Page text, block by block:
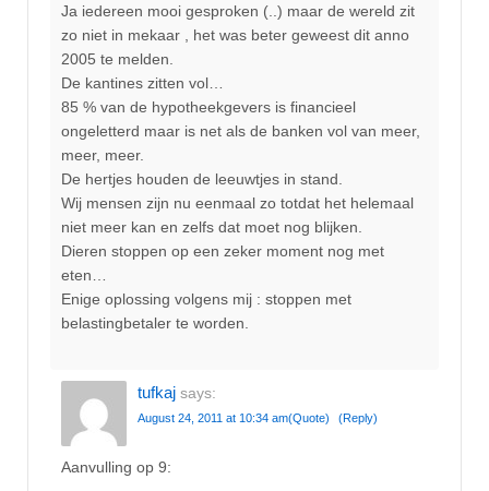
Ja iedereen mooi gesproken (..) maar de wereld zit
zo niet in mekaar , het was beter geweest dit anno
2005 te melden.
De kantines zitten vol…
85 % van de hypotheekgevers is financieel
ongeletterd maar is net als de banken vol van meer,
meer, meer.
De hertjes houden de leeuwtjes in stand.
Wij mensen zijn nu eenmaal zo totdat het helemaal
niet meer kan en zelfs dat moet nog blijken.
Dieren stoppen op een zeker moment nog met
eten…
Enige oplossing volgens mij : stoppen met
belastingbetaler te worden.
tufkaj says:
August 24, 2011 at 10:34 am(Quote) (Reply)
Aanvulling op 9: